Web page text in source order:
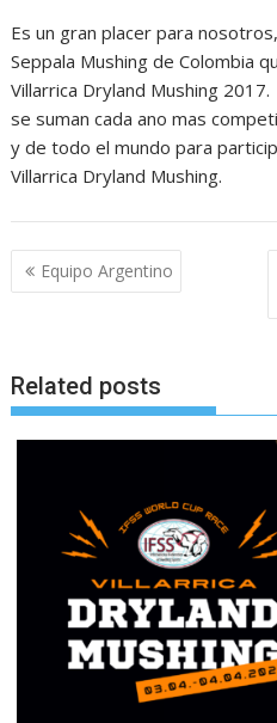
Es un gran placer para
Seppala Mushing de Colombia
Villarrica Dryland Mushing
se suman cada ano mas
y de todo el mundo para
Villarrica Dryland Mushing.
Beitragsnavigation
Equipo Argentino
Related posts